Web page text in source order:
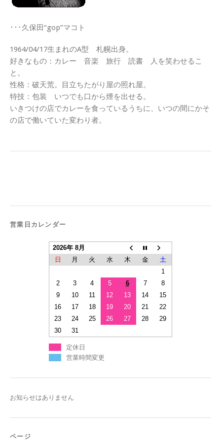
･･･久保田“gop”マコト
1964/04/17生まれのA型 札幌出身。
好きなもの：カレー 音楽 旅行 読書 人を笑わせるこ
と。
性格：破天荒。目立ちたがり屋の照れ屋。
特技：包装 いつでも口から煙を出せる。
いきつけの店でカレーを食っているうちに、いつの間にかそ
の店で働いていた変わり者。
営業日カレンダー
2026年 8月
日
月 火 水 木 金
土
1
2
3 4 5 6 7
8
9
10 11 12 13 14
15
16
17 18 19 20 21
22
23
24 25 26 27 28
29
30
31
定休日
営業時間変更
お知らせはありません
ページ